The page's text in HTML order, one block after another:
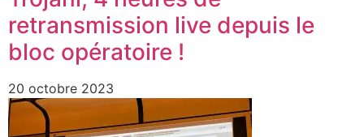
retransmission live depuis le
bloc opératoire !
20 octobre 2023